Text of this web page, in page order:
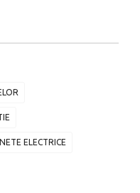
ELECTRICE